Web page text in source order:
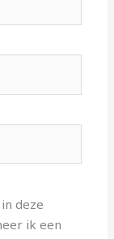
deze
ik een